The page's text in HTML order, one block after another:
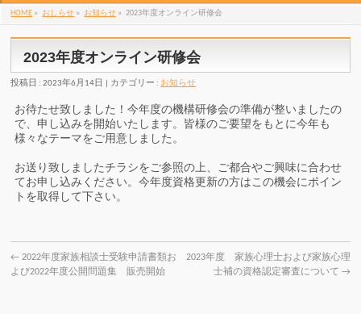
HOME » おしらせ » お知らせ » 2023年度オンライン研修会
2023年度オンライン研修会
投稿日 : 2023年6月14日 カテゴリー : お知らせ
お待たせ致しました！今年度の機構研修会の準備が整いましたの
で、申し込みを開始いたします。皆様のご要望をもとに今年も
様々なテーマをご用意しました。
お送り致しましたチラシをご参照の上、ご都合やご興味に合わせ
てお申し込みください。今年度資格更新の方はこの機会にポイン
トを取得して下さい。
← 2022年度家族相談士受験申請書類お
よび2022年度公開問題集 販売開始
2023年度 家族心理士および家族心理
士補の資格認定審査について →